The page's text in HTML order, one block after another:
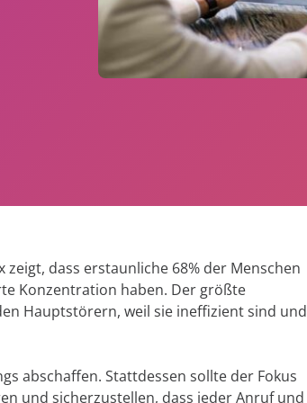
Sicherer Datenschutz für
Geschäftskontinuität
Modernes Sitzungsmanagement
AvePoint EnPower
Robuste Zugriffsverwaltung
Cloud Governance
Zentralisierter Hub für die
Alle Ressourcen anzeigen
dass erstaunliche 68% der Menschen
Konzentration haben. Der größte
Hauptstörern, weil sie ineffizient sind und
abschaffen. Stattdessen sollte der Fokus
und sicherzustellen, dass jeder Anruf und